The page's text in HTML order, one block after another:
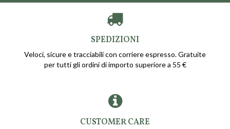
SPEDIZIONI
Veloci, sicure e tracciabili con corriere espresso. Gratuite
per tutti gli ordini di importo superiore a 55 €
CUSTOMER CARE